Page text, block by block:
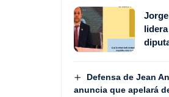
Defensa de Jean
anuncia que apelará